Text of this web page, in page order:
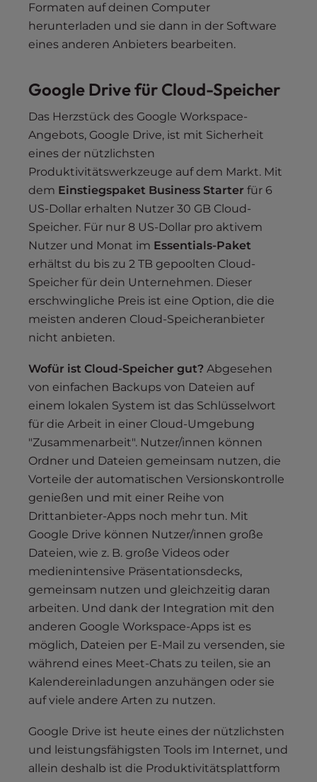
Formaten auf deinen Computer
herunterladen und sie dann in der Software
eines anderen Anbieters bearbeiten.
Google Drive für Cloud-Speicher
Das Herzstück des Google Workspace-
Angebots, Google Drive, ist mit Sicherheit
eines der nützlichsten
Produktivitätswerkzeuge auf dem Markt. Mit
dem Einstiegspaket Business Starter für 6
US-Dollar erhalten Nutzer 30 GB Cloud-
Speicher. Für nur 8 US-Dollar pro aktivem
Nutzer und Monat im Essentials-Paket
erhältst du bis zu 2 TB gepoolten Cloud-
Speicher für dein Unternehmen. Dieser
erschwingliche Preis ist eine Option, die die
meisten anderen Cloud-Speicheranbieter
nicht anbieten.
Wofür ist Cloud-Speicher gut? Abgesehen
von einfachen Backups von Dateien auf
einem lokalen System ist das Schlüsselwort
für die Arbeit in einer Cloud-Umgebung
"Zusammenarbeit". Nutzer/innen können
Ordner und Dateien gemeinsam nutzen, die
Vorteile der automatischen Versionskontrolle
genießen und mit einer Reihe von
Drittanbieter-Apps noch mehr tun. Mit
Google Drive können Nutzer/innen große
Dateien, wie z. B. große Videos oder
medienintensive Präsentationsdecks,
gemeinsam nutzen und gleichzeitig daran
arbeiten. Und dank der Integration mit den
anderen Google Workspace-Apps ist es
möglich, Dateien per E-Mail zu versenden, sie
während eines Meet-Chats zu teilen, sie an
Kalendereinladungen anzuhängen oder sie
auf viele andere Arten zu nutzen.
Google Drive ist heute eines der nützlichsten
und leistungsfähigsten Tools im Internet, und
allein deshalb ist die Produktivitätsplattform